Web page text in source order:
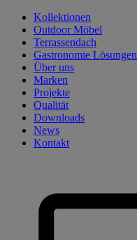
Skip
content
Kollektionen
Outdoor Möbel
Terrassendach
Gastronomie Lösungen
Über uns
Marken
Projekte
Qualität
Downloads
News
Kontakt